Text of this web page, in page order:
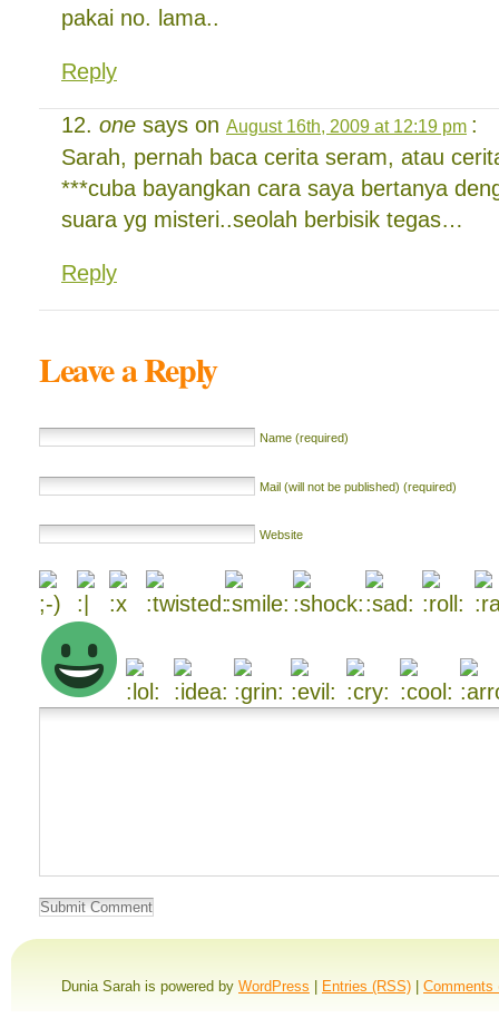
pakai no. lama..
Reply
one says on August 16th, 2009 at 12:19 pm :
Sarah, pernah baca cerita seram, atau
***cuba bayangkan cara saya bertanya
suara yg misteri..seolah berbisik tegas…
Reply
Leave a Reply
Name (required)
Mail (will not be published) (required)
Website
Dunia Sarah is powered by WordPress | Entries (RSS) | Comments